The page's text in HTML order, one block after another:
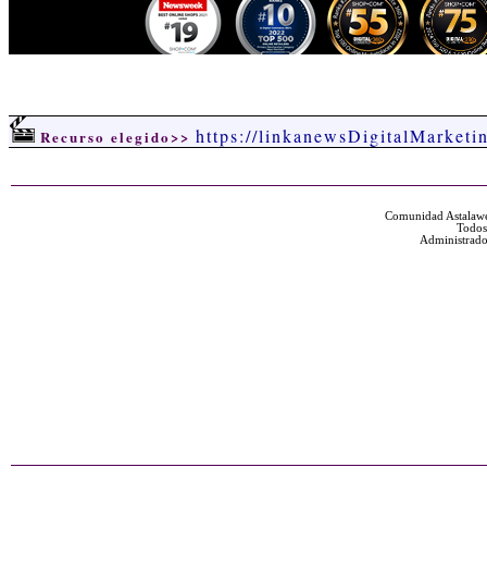
Recurso elegido>> https://
Comunidad